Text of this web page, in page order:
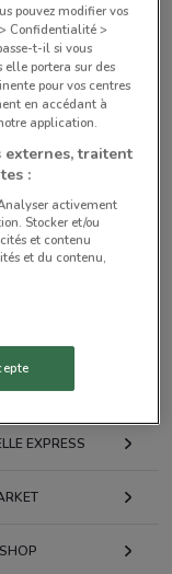
U Express
EXPRESS
pouvez modifier vos
Confidentialité >
t-il si vous
elle portera sur des
pour vos centres
en accédant à
application.
externes, traitent
:
activement
Stocker et/ou
et contenu
et du contenu,